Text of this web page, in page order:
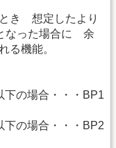
き 想定したより
なった場合に 余
る機能。
下の場合・・・BP1
下の場合・・・BP2